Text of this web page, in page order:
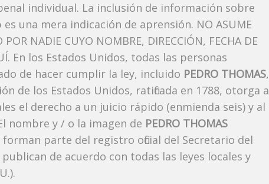
individual. La inclusión de información sobre
una mera indicación de aprensión. NO ASUME
NADIE CUYO NOMBRE, DIRECCIÓN, FECHA DE
En los Estados Unidos, todas las personas
de hacer cumplir la ley, incluido PEDRO THOMAS,
de los Estados Unidos, ratificada en 1788, otorga a
el derecho a un juicio rápido (enmienda seis) y al
nombre y / o la imagen de PEDRO THOMAS
parte del registro oficial del Secretario del
de acuerdo con todas las leyes locales y